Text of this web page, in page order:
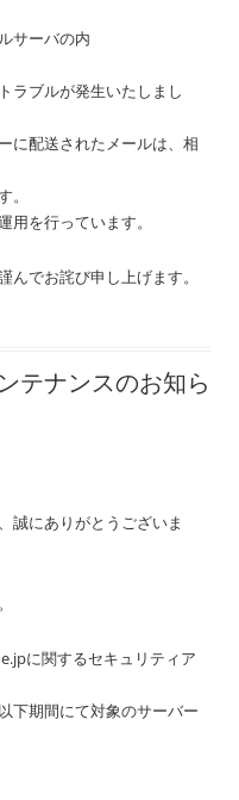
サーバの内
ルが発生いたしまし
送されたメールは、相
を行っています。
でお詫び申し上げます。
ナンスのお知ら
誠にありがとうございま
に関するセキュリティア
下期間にて対象のサーバー